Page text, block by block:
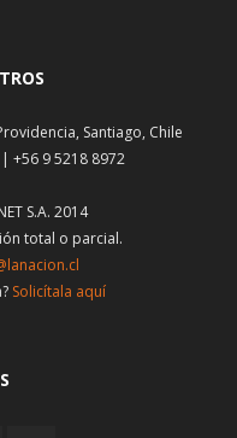
Santiago, Chile
+56 9 5218 8972
S.A. 2014
total o parcial.
Solicítala aquí